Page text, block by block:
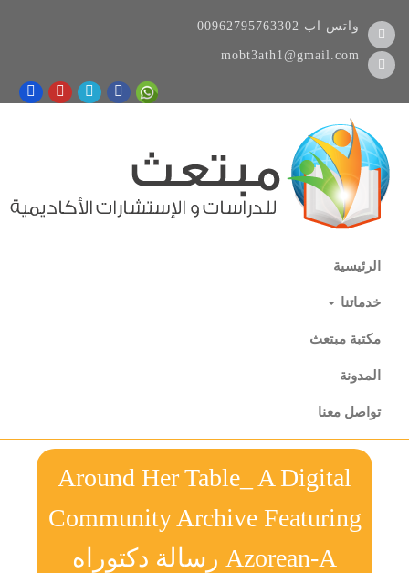
00962795763302 واتس اب
mobt3ath1@gmail.com
الرئيسية
خدماتنا
مكتبة مبتعث
المدونة
تواصل معنا
Around Her Table_ A Digital
Community Archive Featuring
Azorean-A رسالة دكتوراه